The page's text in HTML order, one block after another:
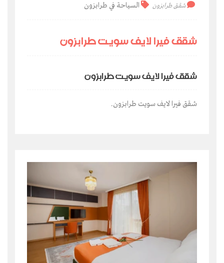
شقق طرابزون السياحة في طرابزون
شقق فيرا لايف سويت طرابزون
شقق فيرا لايف سويت طرابزون
شقق فيرا لايف سويت طرابزون.